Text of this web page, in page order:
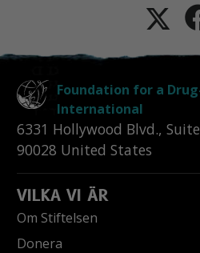
Foundation for a
International
6331 Hollywood Blvd.,
90028 United States
VILKA VI ÄR
Om Stiftelsen
Donera